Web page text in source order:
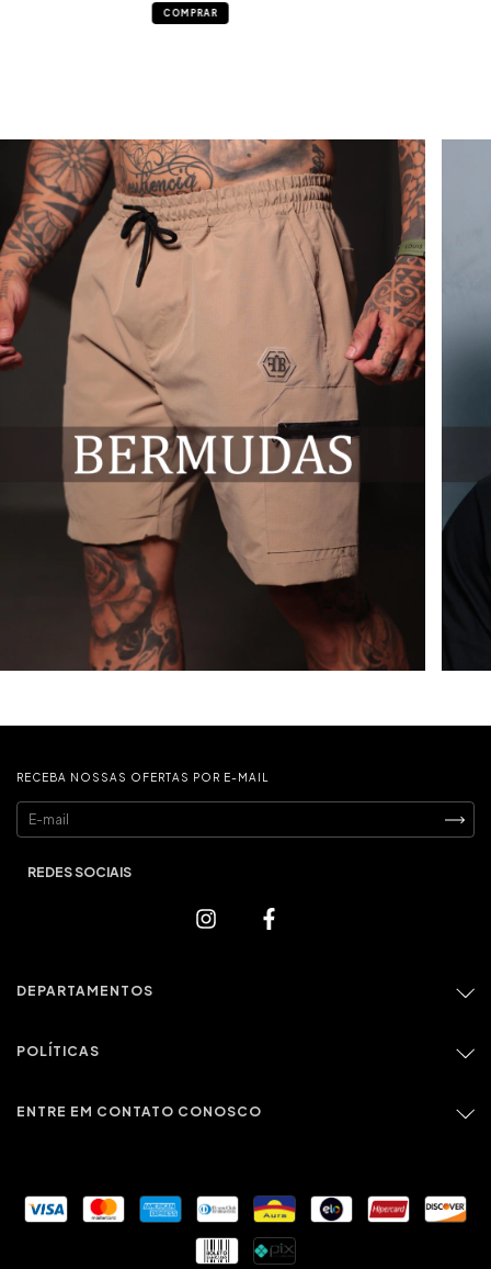
COMPRAR
RECEBA NOSSAS OFERTAS POR E-MAIL
DEPARTAMENTOS
POLÍTICAS
ENTRE EM CONTATO CONOSCO